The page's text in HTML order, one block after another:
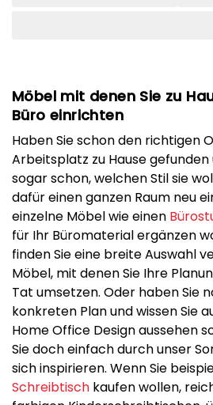
Möbel mit denen Sie zu
Büro einrichten
Haben Sie schon den richtigen
Arbeitsplatz zu Hause gefunden
sogar schon, welchen Stil sie
dafür einen ganzen Raum neu
einzelne Möbel wie einen
für Ihr Büromaterial ergänzen
finden Sie eine breite Auswahl
Möbel, mit denen Sie Ihre
Tat umsetzen. Oder haben Sie
konkreten Plan und wissen Sie
Home Office Design aussehen
Sie doch einfach durch unser
sich inspirieren. Wenn Sie
Schreibtisch kaufen wollen,